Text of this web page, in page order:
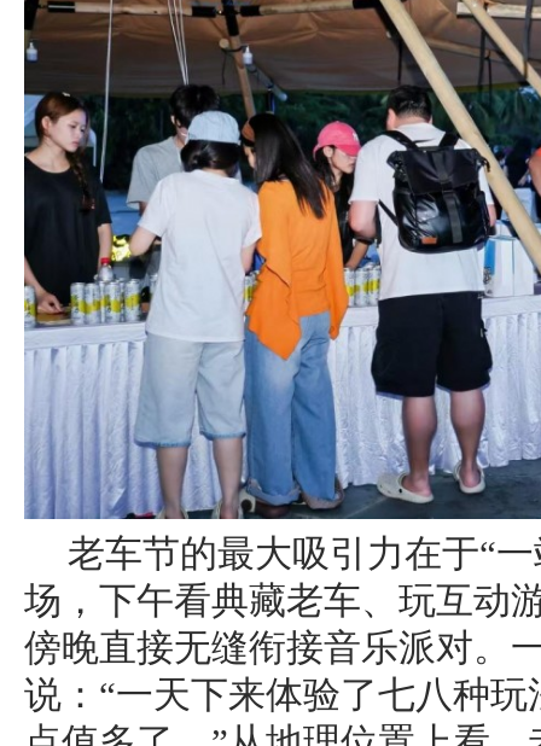
老车节的最大吸引力在于“
场，下午看典藏老车、玩互动
傍晚直接无缝衔接音乐派对。
说：“一天下来体验了七八种